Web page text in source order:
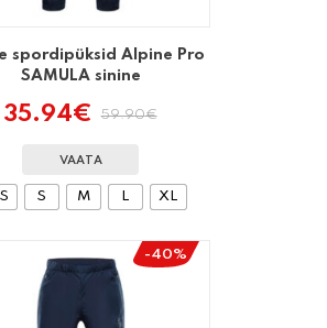
spordipüksid Alpine Pro
SAMULA sinine
59.90€
Algne
oli:
59.90€.
35.94€
Praegune
on:
35.94€.
VAATA
S M L XL
-40%